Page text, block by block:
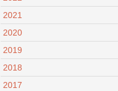
2021
2020
2019
2018
2017